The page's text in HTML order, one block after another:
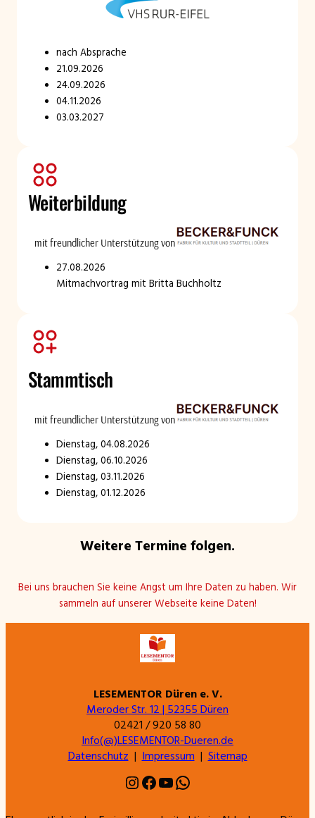
nach Absprache
21.09.2026
24.09.2026
04.11.2026
03.03.2027
Weiterbildung
mit freundlicher Unterstützung von
27.08.2026
Mitmachvortrag mit Britta Buchholtz
Stammtisch
mit freundlicher Unterstützung von
Dienstag, 04.08.2026
Dienstag, 06.10.2026
Dienstag, 03.11.2026
Dienstag, 01.12.2026
Weitere Termine folgen.
Bei uns brauchen Sie keine Angst um Ihre Daten zu haben. Wir
sammeln auf unserer Webseite keine Daten!
LESEMENTOR Düren e. V.
Meroder Str. 12 | 52355 Düren
02421 / 920 58 80
Info(@)LESEMENTOR-Dueren.de
Datenschutz | Impressum | Sitemap
Instagram Facebook YouTube WhatsApp